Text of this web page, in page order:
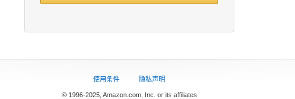
使用条件 隐私声明
© 1996-2025, Amazon.com, Inc. or its affiliates